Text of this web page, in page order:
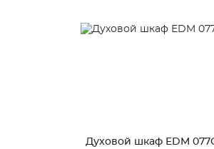
Духовой шкаф EDM